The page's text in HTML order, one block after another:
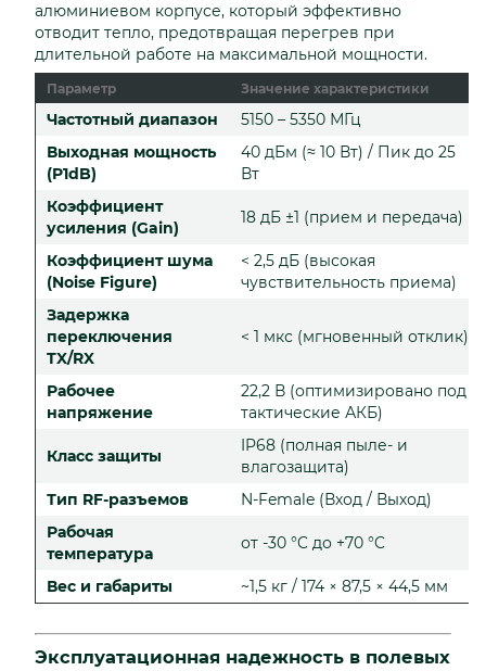
алюминиевом корпусе, который эффективно
отводит тепло, предотвращая перегрев при
длительной работе на максимальной мощности.
Параметр Значение характеристики
Частотный диапазон
5150 – 5350 МГц
Выходная мощность
(P1dB)
40 дБм (≈ 10 Вт) / Пик до 25
Вт
Коэффициент
усиления (Gain)
18 дБ ±1 (прием и передача)
Коэффициент шума
(Noise Figure)
< 2,5 дБ (высокая
чувствительность приема)
Задержка
переключения
TX/RX
< 1 мкс (мгновенный отклик)
Рабочее
напряжение
22,2 В (оптимизировано под
тактические АКБ)
Класс защиты
IP68 (полная пыле- и
влагозащита)
Тип RF-разъемов
N-Female (Вход / Выход)
Рабочая
температура
от -30 °C до +70 °C
Вес и габариты ~1,5 кг / 174 × 87,5 × 44,5 мм
Эксплуатационная надежность в полевых